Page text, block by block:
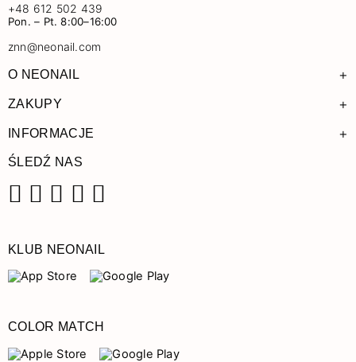
+48 612 502 439
Pon. – Pt. 8:00–16:00
znn@neonail.com
O NEONAIL +
ZAKUPY +
INFORMACJE +
ŚLEDŹ NAS
KLUB NEONAIL
COLOR MATCH